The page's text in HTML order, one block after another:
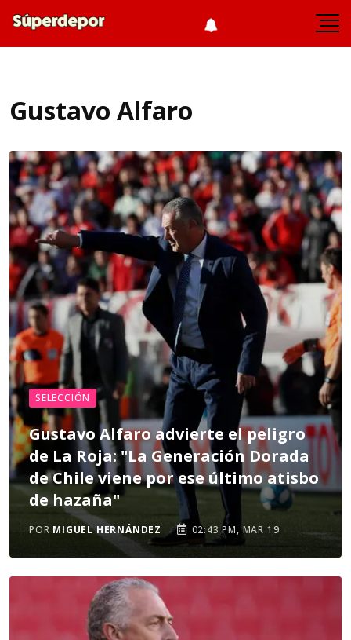
Gustavo Alfaro
SELECCIÓN
Gustavo Alfaro advierte el peligro
de La Roja: "La Generación Dorada
de Chile viene por ese último atisbo
de hazaña"
POR MIGUEL HERNÁNDEZ 02:43 PM, MAR 19